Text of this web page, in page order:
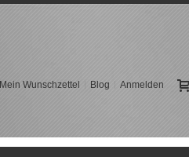
Mein Wunschzettel Blog Anmelden